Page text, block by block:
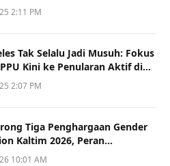
2:11 PM
Tak Selalu Jadi Musuh: Fokus
Kini ke Penularan Aktif di
2:07 PM
Tiga Penghargaan Gender
Kaltim 2026, Peran
Jadi Sorotan
10:01 AM